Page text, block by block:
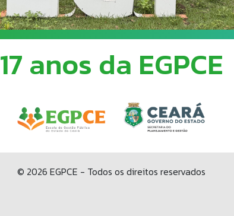
17 anos da EGPCE
© 2026 EGPCE - Todos os direitos reservados